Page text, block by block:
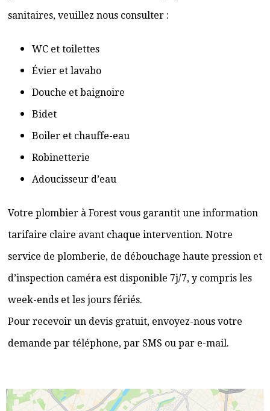
sanitaires, veuillez nous consulter :
WC et toilettes
Évier et lavabo
Douche et baignoire
Bidet
Boiler et chauffe-eau
Robinetterie
Adoucisseur d’eau
Votre plombier à Forest vous garantit une information
tarifaire claire avant chaque intervention. Notre
service de plomberie, de débouchage haute pression et
d’inspection caméra est disponible 7j/7, y compris les
week-ends et les jours fériés.
Pour recevoir un devis gratuit, envoyez-nous votre
demande par téléphone, par SMS ou par e-mail.